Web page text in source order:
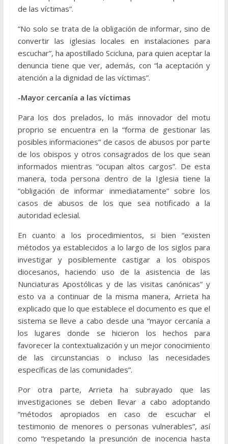
de las víctimas”.
“No solo se trata de la obligación de informar, sino de
convertir las iglesias locales en instalaciones para
escuchar”, ha apostillado Scicluna, para quien aceptar la
denuncia tiene que ver, además, con “la aceptación y
atención a la dignidad de las víctimas”.
-Mayor cercanía a las víctimas
Para los dos prelados, lo más innovador del motu
proprio se encuentra en la “forma de gestionar las
posibles informaciones” de casos de abusos por parte
de los obispos y otros consagrados de los que sean
informados mientras “ocupan altos cargos”. De esta
manera, toda persona dentro de la Iglesia tiene la
“obligación de informar inmediatamente” sobre los
casos de abusos de los que sea notificado a la
autoridad eclesial.
En cuanto a los procedimientos, si bien “existen
métodos ya establecidos a lo largo de los siglos para
investigar y posiblemente castigar a los obispos
diocesanos, haciendo uso de la asistencia de las
Nunciaturas Apostólicas y de las visitas canónicas” y
esto va a continuar de la misma manera, Arrieta ha
explicado que lo que establece el documento es que el
sistema se lleve a cabo desde una “mayor cercanía a
los lugares donde se hicieron los hechos para
favorecer la contextualización y un mejor conocimiento
de las circunstancias o incluso las necesidades
específicas de las comunidades”.
Por otra parte, Arrieta ha subrayado que las
investigaciones se deben llevar a cabo adoptando
“métodos apropiados en caso de escuchar el
testimonio de menores o personas vulnerables”, así
como “respetando la presunción de inocencia hasta